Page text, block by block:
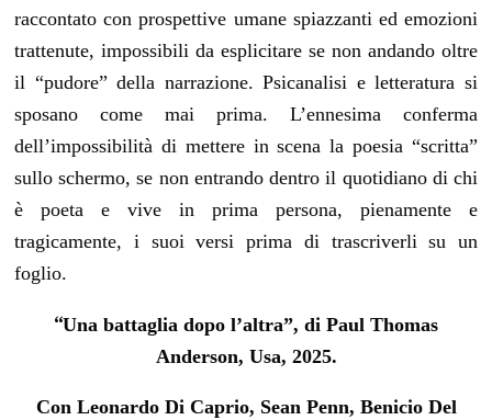
raccontato con prospettive umane spiazzanti ed emozioni
trattenute, impossibili da esplicitare se non andando oltre
il “pudore” della narrazione. Psicanalisi e letteratura si
sposano come mai prima. L’ennesima conferma
dell’impossibilità di mettere in scena la poesia “scritta”
sullo schermo, se non entrando dentro il quotidiano di chi
è poeta e vive in prima persona, pienamente e
tragicamente, i suoi versi prima di trascriverli su un
foglio.
“Una battaglia dopo l’altra”, di Paul Thomas
Anderson, Usa, 2025.
Con Leonardo Di Caprio, Sean Penn, Benicio Del